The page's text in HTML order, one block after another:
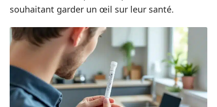
souhaitant garder un œil sur leur santé.